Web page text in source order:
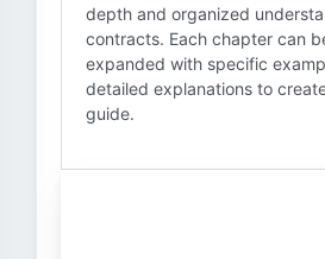
depth and organized
contracts. Each chapter can
expanded with specific
detailed explanations to
guide.